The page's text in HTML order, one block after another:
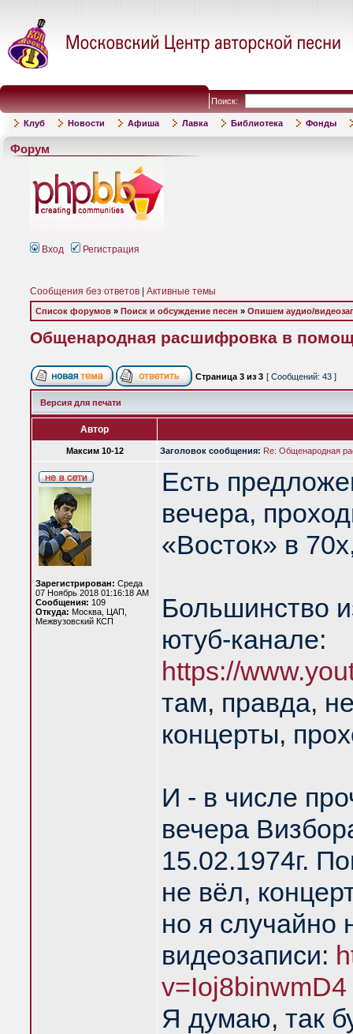
Поиск:
Клуб Новости Афиша Лавка Библиотека Фонды
Форум
Вход Регистрация
Сообщения без ответов Активные темы
Список форумов » Поиск и обсуждение песен » Опишем аудио/
Общенародная расшифровка в
Страница 3 из 3 [ Сообщений: 43 ]
Версия для печати
Автор
Максим 10-12 Заголовок сообщения: Re: Общенародная
Зарегистрирован: Среда
07 Ноябрь 2018 01:16:18 AM
Сообщения: 109
Откуда: Москва, ЦАП,
Межвузовский КСП
Есть
вечера,
«Восток» в
Большинство
ютуб-канале:
https://
там, правда,
концерты,
И - в числе
вечера
15.02.1974г.
не вёл,
но я случайно
видеозаписи:
v=Ioj8binwmD4
Я думаю, так